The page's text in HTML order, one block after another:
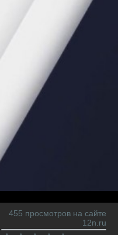
455 просмотров на сайте
12n.ru